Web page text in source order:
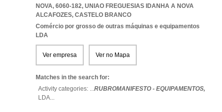
NOVA, 6060-182, UNIAO FREGUESIAS IDANHA A NOVA
ALCAFOZES, CASTELO BRANCO
Comércio por grosso de outras máquinas e equipamentos
LDA
Ver empresa Ver no Mapa
Matches in the search for:
Activity categories: ...RUBROMANIFESTO - EQUIPAMENTOS,
LDA...